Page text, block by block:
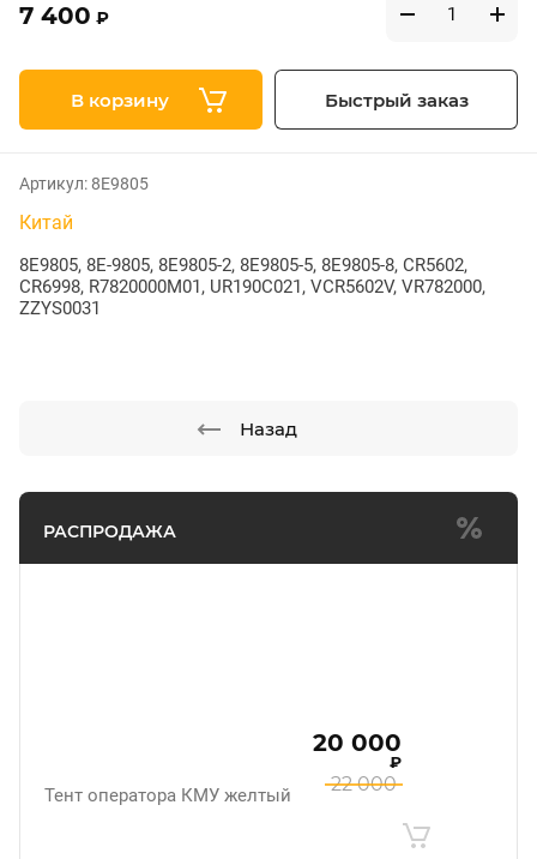
РАСПРОДАЖА
Тент оператора КМУ желтый 22 000
20 000
₽
7 400 ₽
В корзину Быстрый заказ
Артикул: 8E9805
Китай
8E9805, 8E-9805, 8E9805-2, 8E9805-5, 8E9805-8, CR5602,
CR6998, R7820000M01, UR190C021, VCR5602V, VR782000,
ZZYS0031
Назад